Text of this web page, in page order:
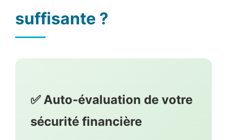
suffisante ?
✅ Auto-évaluation de votre
sécurité financière